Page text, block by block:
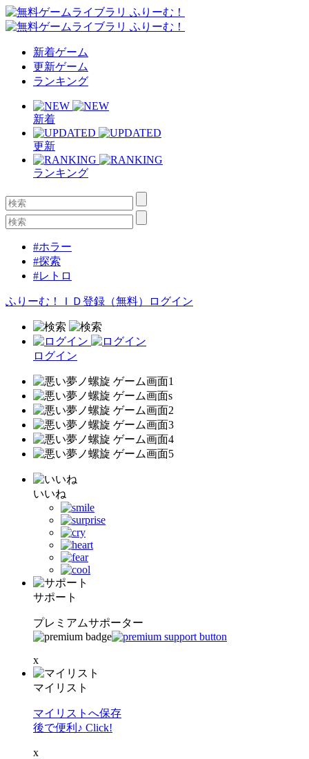
新着ゲーム
更新ゲーム
ランキング
新着
更新
ランキング
#ホラー
#探索
#レトロ
ふりーむ！ＩＤ登録（無料） ログイン
ログイン
いいね
サポート
プレミアムサポーター
x
マイリスト
マイリストへ保存
後で便利♪ Click!
x